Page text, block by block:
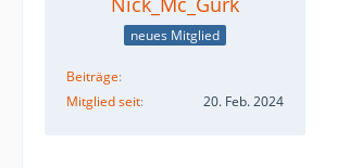
neues Mitglied
Beiträge
Mitglied seit
20. Feb. 2024